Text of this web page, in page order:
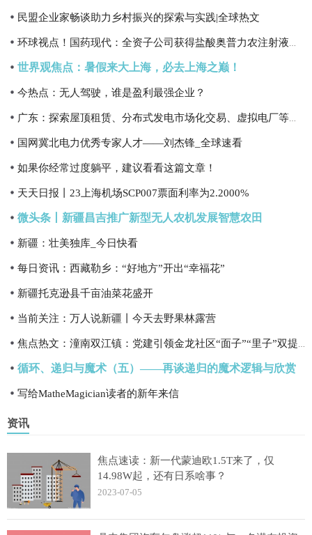
民盟企业家畅谈助力乡村振兴的探索与实践|全球热文
世界观焦点：暑假来大上海，必去上海之巅！
今热点：无人驾驶，谁是盈利最强企业？
国网冀北电力优秀专家人才——刘杰锋_全球速看
如果你经常过度躺平，建议看看这篇文章！
天天日报丨23上海机场SCP007票面利率为2.2000%
微头条丨新疆昌吉推广新型无人农机发展智慧农田
新疆：壮美独库_今日快看
每日资讯：西藏勒乡：“好地方”开出“幸福花”
新疆托克逊县千亩油菜花盛开
当前关注：万人说新疆丨今天去野果林露营
循环、递归与魔术（五）——再谈递归的魔术逻辑与欣赏
写给MatheMagician读者的新年来信
资讯
焦点速读：新一代蒙迪欧1.5T来了，仅
14.98W起，还有日系啥事？
2023-07-05